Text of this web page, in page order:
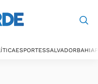
ESPORTESSALVADORBAHIA